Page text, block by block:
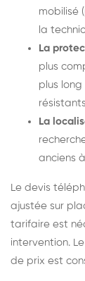
mobilisé
la
La
plus
plus
La
anciens
Le devis
ajustée sur
tarifaire est
intervention.
de prix est